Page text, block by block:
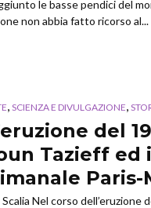
le basse pendici del
non abbia fatto ricorso al...
, SCIENZA E DIVULGAZIONE,
del
Tazieff ed
Paris-
Nel corso dell’eruzione